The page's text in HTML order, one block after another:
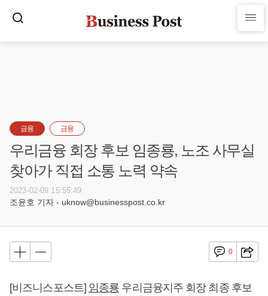
금융 금융
우리금융 회장 후보 임종룡, 노조 사무실
찾아가 직접 소통 노력 약속
2023-02-09 15:55:49
조윤호 기자 - uknow@businesspost.co.kr
0
[비즈니스포스트] 임종룡 우리금융지주 회장 최종 후보